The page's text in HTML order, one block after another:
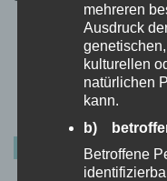
Datenschutzerklärung
Löschanfrage|
AKTUELLER BUCHTIPP
mehreren
Ausdruck
kulturellen
natürlichen
kann.
b)
Betroffene